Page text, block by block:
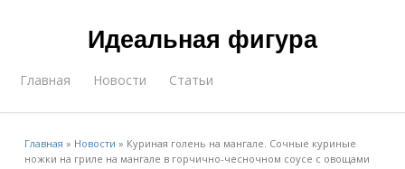
Идеальная фигура
Главная Новости Статьи
Главная » Новости » Куриная голень на мангале. Сочные куриные
ножки на гриле на мангале в горчично-чесночном соусе с овощами